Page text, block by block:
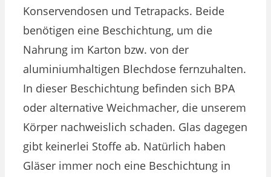
Konservendosen und Tetrapacks. Beide
benötigen eine Beschichtung, um die
Nahrung im Karton bzw. von der
aluminiumhaltigen Blechdose fernzuhalten.
In dieser Beschichtung befinden sich BPA
oder alternative Weichmacher, die unserem
Körper nachweislich schaden. Glas dagegen
gibt keinerlei Stoffe ab. Natürlich haben
Gläser immer noch eine Beschichtung in